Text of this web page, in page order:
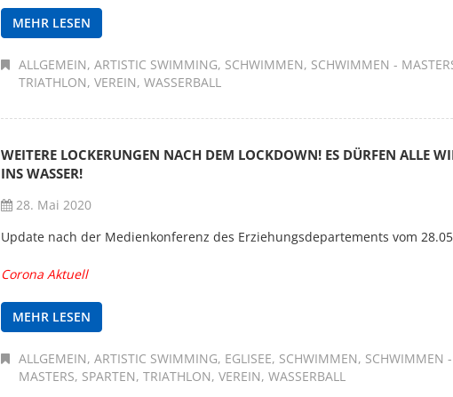
MEHR LESEN
ALLGEMEIN ARTISTIC SWIMMING SCHWIMMEN SCHWIMMEN -
TRIATHLON VEREIN WASSERBALL
WEITERE LOCKERUNGEN NACH DEM LOCKDOWN! ES DÜRFEN ALLE
INS WASSER!
28. Mai 2020
Update nach der Medienkonferenz des Erziehungsdepartements vom
Corona Aktuell
MEHR LESEN
ALLGEMEIN ARTISTIC SWIMMING EGLISEE SCHWIMMEN SCHWIMMEN -
MASTERS SPARTEN TRIATHLON VEREIN WASSERBALL